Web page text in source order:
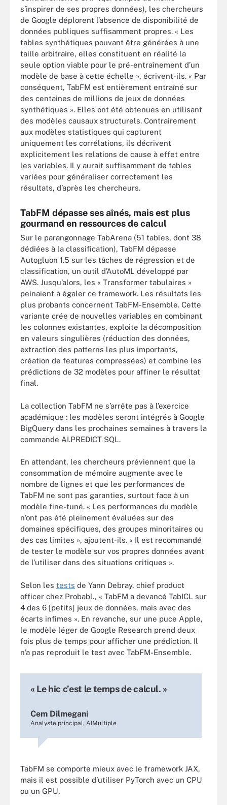
s’inspirer de ses propres données), les chercheurs
de Google déplorent l’absence de disponibilité de
données publiques suffisamment propres. « Les
tables synthétiques pouvant être générées à une
taille arbitraire, elles constituent en réalité la
seule option viable pour le pré-entraînement d’un
modèle de base à cette échelle », écrivent-ils. « Par
conséquent, TabFM est entièrement entraîné sur
des centaines de millions de jeux de données
synthétiques ». Elles ont été obtenues en utilisant
des modèles causaux structurels. Contrairement
aux modèles statistiques qui capturent
uniquement les corrélations, ils décrivent
explicitement les relations de cause à effet entre
les variables. Il y aurait suffisamment de tables
variées pour généraliser correctement les
résultats, d’après les chercheurs.
TabFM dépasse ses aînés, mais est plus
gourmand en ressources de calcul
Sur le parangonnage TabArena (51 tables, dont 38
dédiées à la classification), TabFM dépasse
Autogluon 1.5 sur les tâches de régression et de
classification, un outil d’AutoML développé par
AWS. Jusqu’alors, les « Transformer tabulaires »
peinaient à égaler ce framework. Les résultats les
plus probants concernent TabFM-Ensemble. Cette
variante crée de nouvelles variables en combinant
les colonnes existantes, exploite la décomposition
en valeurs singulières (réduction des données,
extraction des patterns les plus importants,
création de features compressées) et combine les
prédictions de 32 modèles pour affiner le résultat
final.
La collection TabFM ne s’arrête pas à l’exercice
académique : les modèles seront intégrés à Google
BigQuery dans les prochaines semaines à travers la
commande AI.PREDICT SQL.
En attendant, les chercheurs préviennent que la
consommation de mémoire augmente avec le
nombre de lignes et que les performances de
TabFM ne sont pas garanties, surtout face à un
modèle fine-tuné. « Les performances du modèle
n’ont pas été pleinement évaluées sur des
domaines spécifiques, des groupes minoritaires ou
des cas limites », ajoutent-ils. « Il est recommandé
de tester le modèle sur vos propres données avant
de l’utiliser dans des situations critiques ».
Selon les tests de Yann Debray, chief product
officer chez Probabl., « TabFM a devancé TabICL sur
4 des 6 [petits] jeux de données, mais avec des
écarts infimes ». En revanche, sur une puce Apple,
le modèle léger de Google Research prend deux
fois plus de temps pour afficher une prédiction. Il
n’a pas reproduit le test avec TabFM-Ensemble.
« Le hic c’est le temps de calcul. »
Cem Dilmegani
Analyste principal, AIMultiple
TabFM se comporte mieux avec le framework JAX,
mais il est possible d’utiliser PyTorch avec un CPU
ou un GPU.